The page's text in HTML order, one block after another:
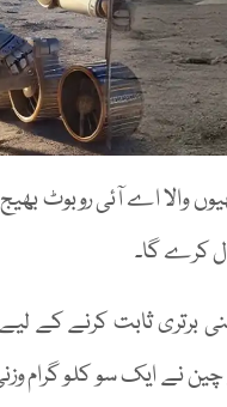
پہیوں والا اے آئی
کرے گا۔
نے ایک سو کلو گرام